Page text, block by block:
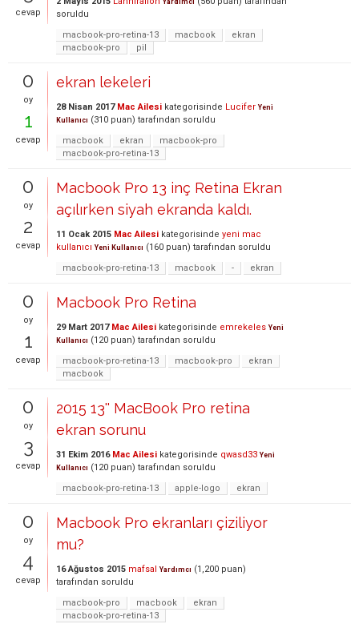
cevap
Yardımcı
soruldu
macbook-pro-retina-13
macbook
ekran
macbook-pro
pil
0
oy
1
cevap
ekran lekeleri
28 Nisan 2017 Mac Ailesi kategorisinde Lucifer Yeni
Kullanıcı (310 puan) tarafından soruldu
macbook
ekran
macbook-pro
macbook-pro-retina-13
0
oy
2
cevap
Macbook Pro 13 inç Retina Ekran
açılırken siyah ekranda kaldı.
11 Ocak 2015 Mac Ailesi kategorisinde yeni mac
kullanıcı Yeni Kullanıcı (160 puan) tarafından soruldu
macbook-pro-retina-13
macbook - ekran
0
oy
1
cevap
Macbook Pro Retina
29 Mart 2017 Mac Ailesi kategorisinde emrekeles Yeni
Kullanıcı (120 puan) tarafından soruldu
macbook-pro-retina-13
macbook-pro
ekran
macbook
0
oy
3
cevap
2015 13'' MacBook Pro retina
ekran sorunu
31 Ekim 2016 Mac Ailesi kategorisinde qwasd33 Yeni
Kullanıcı (120 puan) tarafından soruldu
macbook-pro-retina-13
apple-logo ekran
0
oy
4
cevap
Macbook Pro ekranları çiziliyor
mu?
16 Ağustos 2015 mafsal Yardımcı (1,200 puan)
tarafından soruldu
macbook-pro
macbook
ekran
macbook-pro-retina-13